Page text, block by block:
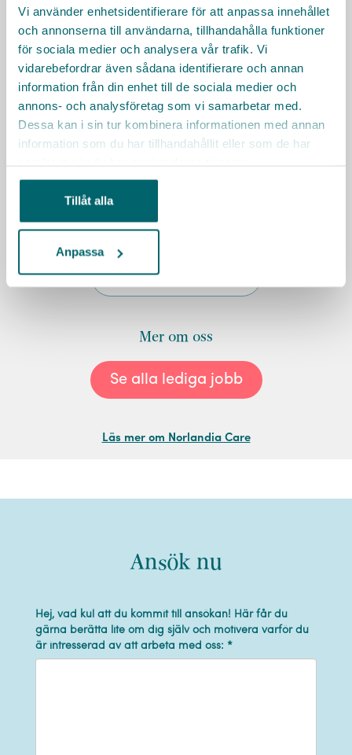
Vi använder enhetsidentifierare för att anpassa innehållet
och annonserna till användarna, tillhandahålla funktioner
för sociala medier och analysera vår trafik. Vi
vidarebefordrar även sådana identifierare och annan
information från din enhet till de sociala medier och
annons- och analysföretag som vi samarbetar med.
Dessa kan i sin tur kombinera informationen med annan
information som du har tillhandahållit eller som de har
Tillåt alla
Anpassa
Sociala medier
Räkna ut resväg
Mer om oss
Se alla lediga jobb
Läs mer om Norlandia Care
Ansök nu
Hej, vad kul att du kommit till ansökan! Här får du
gärna berätta lite om dig själv och motivera varför du
är intresserad av att arbeta med oss: *